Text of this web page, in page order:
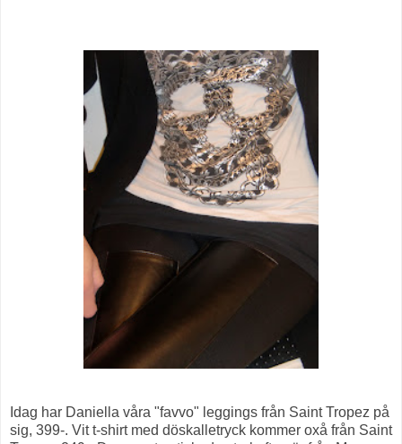
Idag har Daniella våra "favvo" leggings från Saint Tropez på
sig, 399-. Vit t-shirt med döskalletryck kommer oxå från Saint